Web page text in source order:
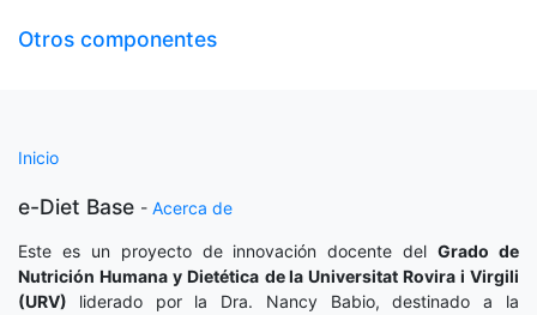
Otros componentes
Inicio
e-Diet Base - Acerca de
Este es un proyecto de innovación docente delGrado de
Nutrición Humana y Dietética de la Universitat Rovira i Virgili
(URV) liderado por la Dra. Nancy Babio, destinado a la